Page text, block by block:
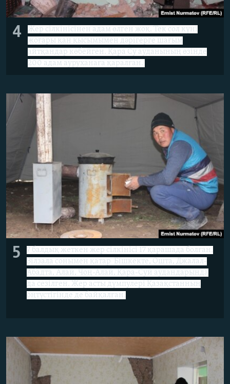
4
Жер сілкінісінен адам өлген жоқ. Тек сол күні
жоғары қан қысымымен дәрігерге шағым
айтқандар көбейген. Қара Су ауданының өзінде
200 адам ауруханаға қаралған.
5
7 балдық жеткен жер сілкінісі 17 қарашада болған.
Зілзала сонымен қатар Бішкекте, Ошта, Джалал-
Абадта, Алай, Чоң-Алай, Қара-Суй аудандарында
да сезілген. Жер асты дүмпулері Қазақстанның
оңтүстігінде де байқалған.